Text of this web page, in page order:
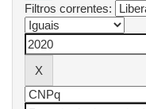
Filtros correntes: